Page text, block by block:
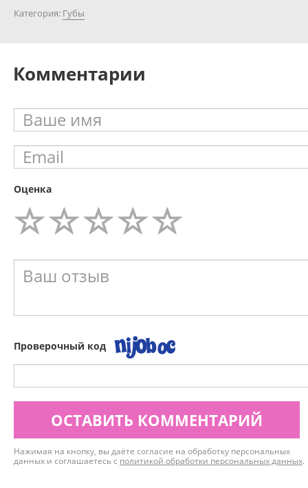
Категория: Губы
Комментарии
Оценка
Проверочный код
ОСТАВИТЬ КОММЕНТАРИЙ
Нажимая на кнопку, вы даёте согласие на обработку персональных
данных и соглашаетесь с политикой обработки персональных данных.